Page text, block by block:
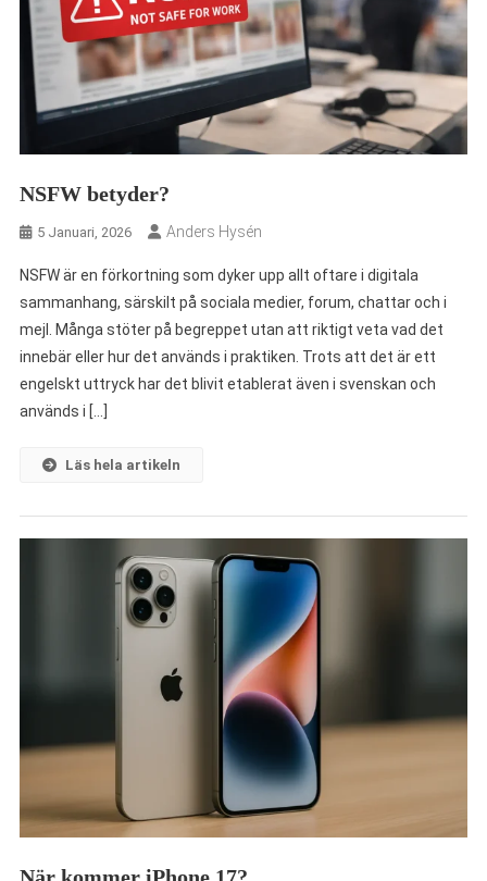
NSFW betyder?
5 Januari, 2026 Anders Hysén
NSFW är en förkortning som dyker upp allt oftare i digitala
sammanhang, särskilt på sociala medier, forum, chattar och i
mejl. Många stöter på begreppet utan att riktigt veta vad det
innebär eller hur det används i praktiken. Trots att det är ett
engelskt uttryck har det blivit etablerat även i svenskan och
används i […]
Läs hela artikeln